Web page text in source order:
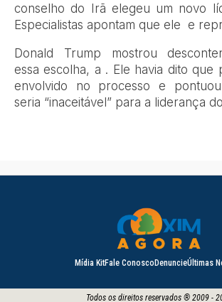
conselho do Irã elegeu um novo
Especialistas apontam que ele e
Donald Trump mostrou
essa escolha, a . Ele havia dito que
envolvido no processo e
seria “inaceitável” para a liderança
Mídia KitFale Conosco DenuncieÚltimas
Todos os direitos reservados ® 2009 -